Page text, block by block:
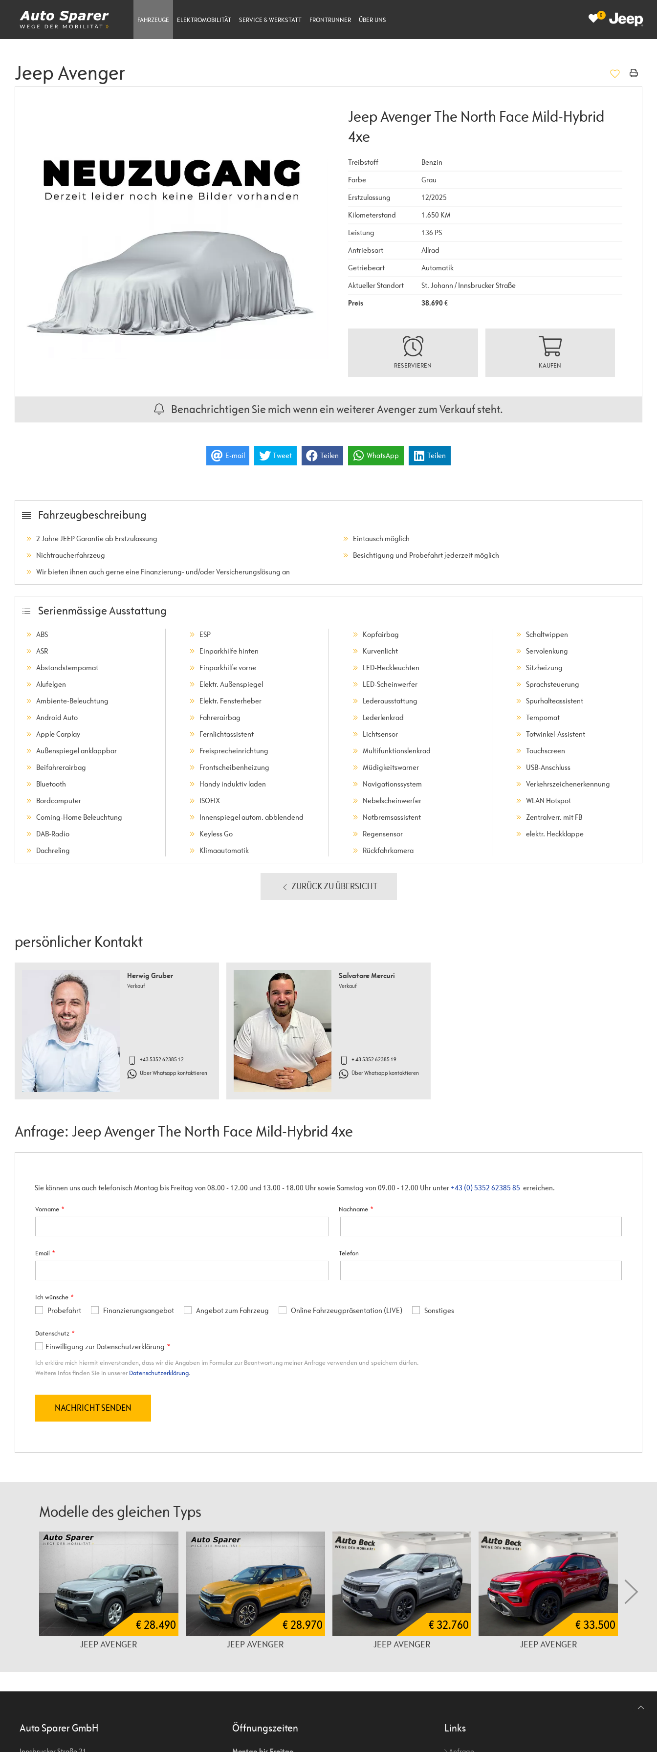
FAHRZEUGE ELEKTROMOBILITÄT SERVICE & WERKSTATT FRONTRUNNER ÜBER UNS
0
Jeep Avenger
Jeep Avenger The North Face Mild-Hybrid
4xe
Treibstoff
Benzin
Farbe
Grau
Erstzulassung
12/2025
Kilometerstand
1.650 KM
Leistung
136 PS
Antriebsart
Allrad
Getriebeart
Automatik
Aktueller Standort
St. Johann / Innsbrucker Straße
Preis
38.690€
RESERVIEREN KAUFEN
Benachrichtigen Sie mich wenn ein weiterer Avenger zum Verkauf steht.
E-mail Tweet Teilen WhatsApp Teilen
Fahrzeugbeschreibung
2 Jahre JEEP Garantie ab Erstzulassung
Nichtraucherfahrzeug
Wir bieten ihnen auch gerne eine Finanzierung- und/oder Versicherungslösung an
Eintausch möglich
Besichtigung und Probefahrt jederzeit möglich
Serienmässige Ausstattung
ABS
ASR
Abstandstempomat
Alufelgen
Ambiente-Beleuchtung
Android Auto
Apple Carplay
Außenspiegel anklappbar
Beifahrerairbag
Bluetooth
Bordcomputer
Coming-Home Beleuchtung
DAB-Radio
Dachreling
ESP
Einparkhilfe hinten
Einparkhilfe vorne
Elektr. Außenspiegel
Elektr. Fensterheber
Fahrerairbag
Fernlichtassistent
Freisprecheinrichtung
Frontscheibenheizung
Handy induktiv laden
ISOFIX
Innenspiegel autom. abblendend
Keyless Go
Klimaautomatik
Kopfairbag
Kurvenlicht
LED-Heckleuchten
LED-Scheinwerfer
Lederausstattung
Lederlenkrad
Lichtsensor
Multifunktionslenkrad
Müdigkeitswarner
Navigationssystem
Nebelscheinwerfer
Notbremsassistent
Regensensor
Rückfahrkamera
Schaltwippen
Servolenkung
Sitzheizung
Sprachsteuerung
Spurhalteassistent
Tempomat
Totwinkel-Assistent
Touchscreen
USB-Anschluss
Verkehrszeichenerkennung
WLAN Hotspot
Zentralverr. mit FB
elektr. Heckklappe
ZURÜCK ZU ÜBERSICHT
persönlicher Kontakt
Herwig Gruber
Verkauf
+43 5352 62385 12
Über Whatsapp kontaktieren
Salvatore Mercuri
Verkauf
+ 43 5352 62385 19
Über Whatsapp kontaktieren
Anfrage: Jeep Avenger The North Face Mild-Hybrid 4xe
Sie können uns auch telefonisch Montag bis Freitag von 08.00 - 12.00 und 13.00 - 18.00 Uhr sowie Samstag von 09.00 - 12.00 Uhr unter +43 (0) 5352 62385 85 erreichen.
Modelle des gleichen Typs
€ 28.490
JEEP AVENGER
€ 28.970
JEEP AVENGER
€ 32.760
JEEP AVENGER
€ 33.500
JEEP AVENGER
Auto Sparer GmbH Öffnungszeiten Links